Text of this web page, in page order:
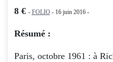
8 € - FOLIO- 16 juin 2016 -
Résumé :
Paris, octobre 1961 : à